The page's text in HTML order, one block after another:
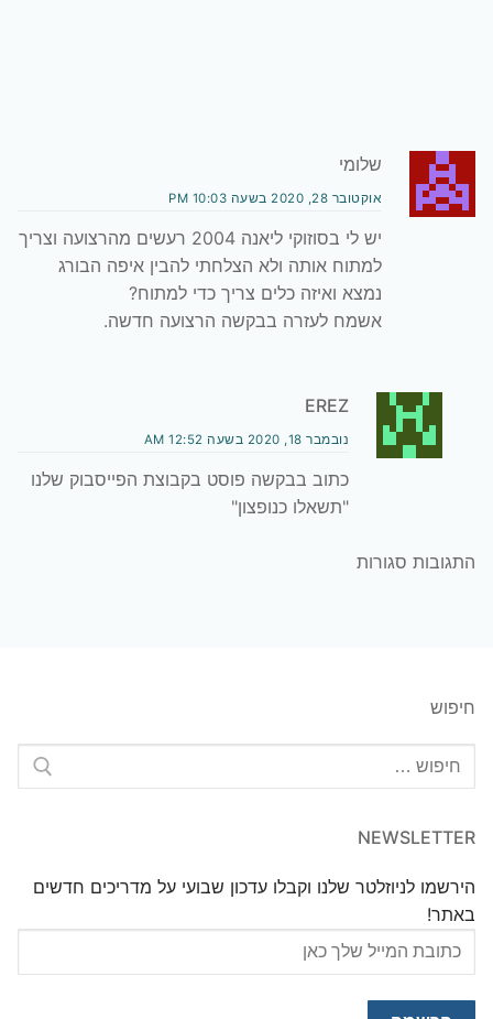
שלומי
אוקטובר 28, 2020 בשעה 10:03 PM
יש לי בסוזוקי ליאנה 2004 רעשים מהרצועה וצריך
למתוח אותה ולא הצלחתי להבין איפה הבורג
נמצא ואיזה כלים צריך כדי למתוח?
אשמח לעזרה בבקשה הרצועה חדשה.
EREZ
נובמבר 18, 2020 בשעה 12:52 AM
כתוב בבקשה פוסט בקבוצת הפייסבוק שלנו
"תשאלו כנופצון"
התגובות סגורות
חיפוש
NEWSLETTER
הירשמו לניוזלטר שלנו וקבלו עדכון שבועי על מדריכים חדשים
באתר!